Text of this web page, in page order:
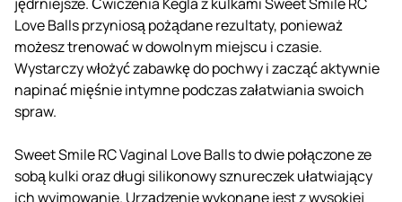
Love Balls przyniosą pożądane rezultaty, ponieważ
możesz trenować w dowolnym miejscu i czasie.
Wystarczy włożyć zabawkę do pochwy i zacząć aktywnie
napinać mięśnie intymne podczas załatwiania swoich
spraw.
Sweet Smile RC Vaginal Love Balls to dwie połączone ze
sobą kulki oraz długi silikonowy sznureczek ułatwiający
ich wyjmowanie. Urządzenie wykonane jest z wysokiej